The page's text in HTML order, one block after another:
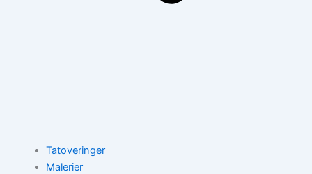
Tatoveringer
Malerier